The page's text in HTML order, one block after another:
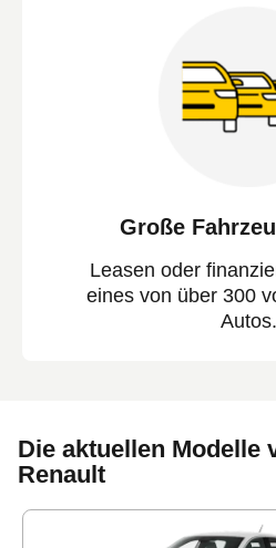
Große
Leasen oder
eines von über 300
Autos.
Die aktuellen Modelle
Renault